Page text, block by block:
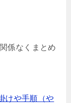
関係なくまとめ
けや手順（や